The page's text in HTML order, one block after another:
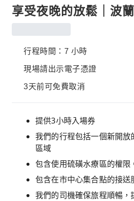
享受夜晚的放鬆｜波蘭
行程時間：7 小時
現場請出示電子憑證
3天前可免費取消
提供3小時入場券
我們的行程包括一個新開放
區域
包含使用硫磺水療區的權限
包含在市中心集合點的接送
我們的司機確保旅程順暢，